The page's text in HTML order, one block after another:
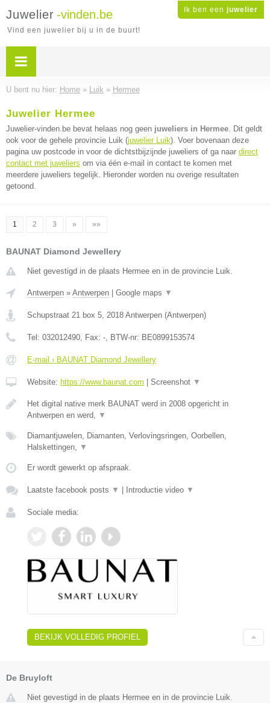
Ik ben een juwelier
Juwelier -vinden.be
Vind een juwelier bij u in de buurt!
U bent nu hier: Home » Luik » Hermee
Juwelier Hermee
Juwelier-vinden.be bevat helaas nog geen juweliers in Hermee. Dit geldt
ook voor de gehele provincie Luik (juwelier Luik). Voer bovenaan deze
pagina uw postcode in voor de dichtstbijzijnde juweliers of ga naar direct
contact met juweliers om via één e-mail in contact te komen met
meerdere juweliers tegelijk. Hieronder worden nu overige resultaten
getoond.
1 2 3 » »»
BAUNAT Diamond Jewellery
Niet gevestigd in de plaats Hermee en in de provincie Luik.
Antwerpen » Antwerpen Google maps ▼
Schupstraat 21 box 5, 2018 Antwerpen (Antwerpen)
Tel: 032012490, Fax: -, BTW-nr: BE0899153574
E-mail › BAUNAT Diamond Jewellery
Website: https://www.baunat.com Screenshot ▼
Het digital native merk BAUNAT werd in 2008 opgericht in
Antwerpen en werd, ▼
Diamantjuwelen, Diamanten, Verlovingsringen, Oorbellen,
Halskettingen, ▼
Er wordt gewerkt op afspraak.
Laatste facebook posts ▼ Introductie video ▼
Sociale media:
BEKIJK VOLLEDIG PROFIEL
De Bruyloft
Niet gevestigd in de plaats Hermee en in de provincie Luik.